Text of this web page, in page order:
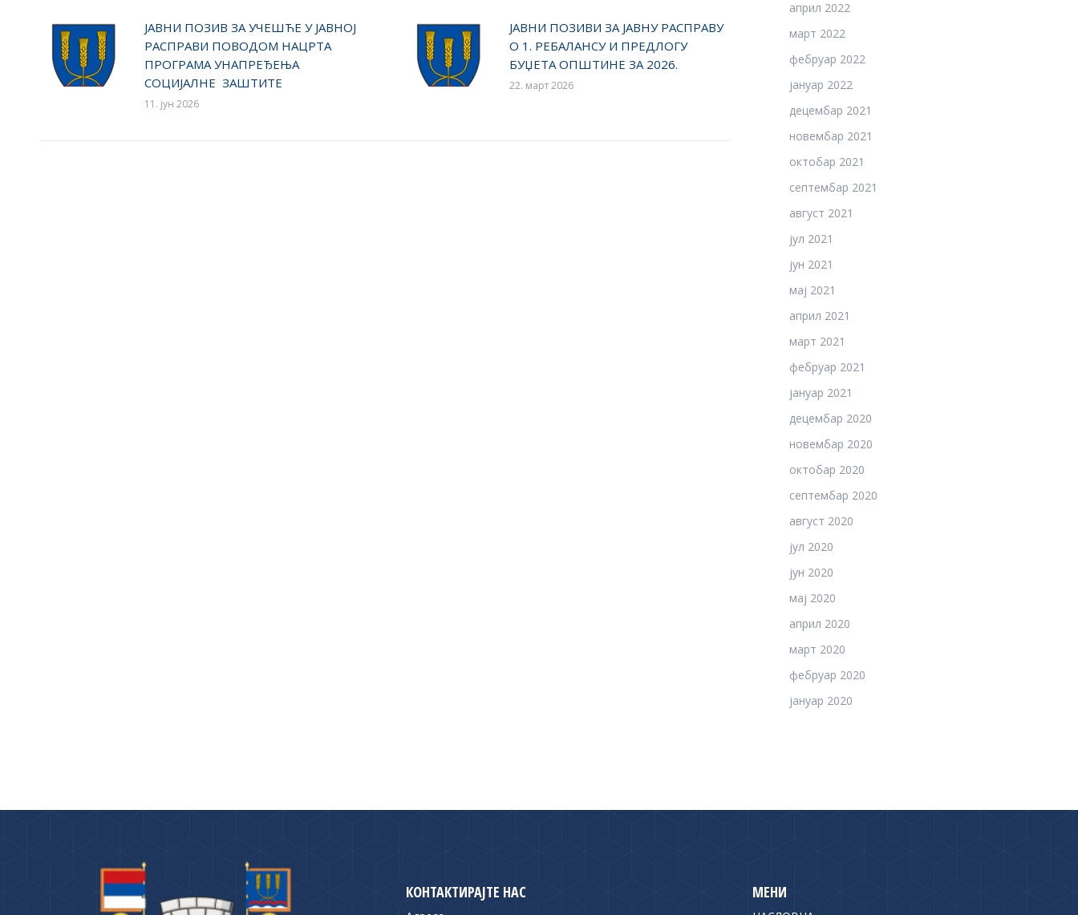
ЈАВНИ ПОЗИВ ЗА УЧЕШЋЕ У ЈАВНОЈ
РАСПРАВИ ПОВОДОМ НАЦРТА
ПРОГРАМА УНАПРЕЂЕЊА
СОЦИЈАЛНЕ ЗАШТИТЕ
11. јун 2026
ЈАВНИ ПОЗИВИ ЗА ЈАВНУ РАСПРАВУ
О 1. РЕБАЛАНСУ И ПРЕДЛОГУ
БУЏЕТА ОПШТИНЕ ЗА 2026.
22. март 2026
април 2022
март 2022
фебруар 2022
јануар 2022
децембар 2021
новембар 2021
октобар 2021
септембар 2021
август 2021
јул 2021
јун 2021
мај 2021
април 2021
март 2021
фебруар 2021
јануар 2021
децембар 2020
новембар 2020
октобар 2020
септембар 2020
август 2020
јул 2020
јун 2020
мај 2020
април 2020
март 2020
фебруар 2020
јануар 2020
КОНТАКТИРАЈТЕ НАС МЕНИ